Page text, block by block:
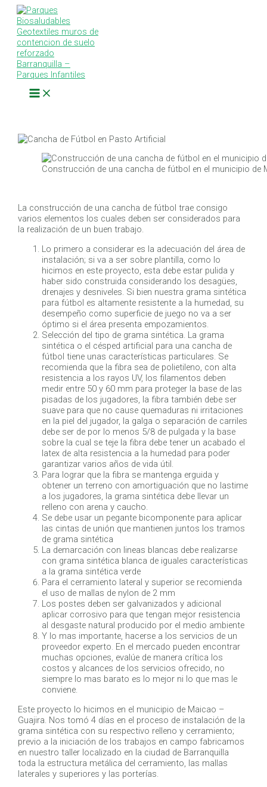
contenido
Menu
Construcción de una cancha de fútbol en el municipio de
La construcción de una cancha de fútbol trae consigo
varios elementos los cuales deben ser considerados para
la realización de un buen trabajo.
Lo primero a considerar es la adecuación del área de
instalación; si va a ser sobre plantilla, como lo
hicimos en este proyecto, esta debe estar pulida y
haber sido construida considerando los desagües,
drenajes y desniveles. Si bien nuestra grama sintética
para fútbol es altamente resistente a la humedad, su
desempeño como superficie de juego no va a ser
óptimo si el área presenta empozamientos.
Selección del tipo de grama sintética. La grama
sintética o el césped artificial para una cancha de
fútbol tiene unas características particulares. Se
recomienda que la fibra sea de polietileno, con alta
resistencia a los rayos UV, los filamentos deben
medir entre 50 y 60 mm para proteger la base de las
pisadas de los jugadores, la fibra también debe ser
suave para que no cause quemaduras ni irritaciones
en la piel del jugador, la galga o separación de carriles
debe ser de por lo menos 5/8 de pulgada y la base
sobre la cual se teje la fibra debe tener un acabado el
latex de alta resistencia a la humedad para poder
garantizar varios años de vida útil.
Para lograr que la fibra se mantenga erguida y
obtener un terreno con amortiguación que no lastime
a los jugadores, la grama sintética debe llevar un
relleno con arena y caucho.
Se debe usar un pegante bicomponente para aplicar
las cintas de unión que mantienen juntos los tramos
de grama sintética
La demarcación con lineas blancas debe realizarse
con grama sintética blanca de iguales características
a la grama sintética verde
Para el cerramiento lateral y superior se recomienda
el uso de mallas de nylon de 2 mm
Los postes deben ser galvanizados y adicional
aplicar corrosivo para que tengan mejor resistencia
al desgaste natural producido por el medio ambiente
Y lo mas importante, hacerse a los servicios de un
proveedor experto. En el mercado pueden encontrar
muchas opciones, evalúe de manera crítica los
costos y alcances de los servicios ofrecido, no
siempre lo mas barato es lo mejor ni lo que mas le
conviene.
Este proyecto lo hicimos en el municipio de Maicao –
Guajira. Nos tomó 4 días en el proceso de instalación de la
grama sintética con su respectivo relleno y cerramiento;
previo a la iniciación de los trabajos en campo fabricamos
en nuestro taller localizado en la ciudad de Barranquilla
toda la estructura metálica del cerramiento, las mallas
laterales y superiores y las porterías.
Navegación
de
entradas
Escribe
aquí...
Nombre*
Correo
electrónico*
Web